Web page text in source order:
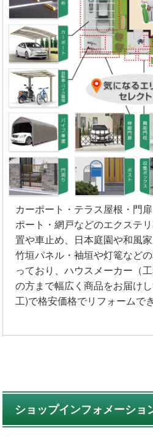
カーポート・テラス屋根・門
ポート・網戸などのエクステ
置や車止め、日本庭園や和風
竹垣パネル・袖垣や灯篭など
っており、ハウスメーカー（
の方まで幅広く商品をお届け
工)で格安価格でリフォームでき
ショップインフォメーショ